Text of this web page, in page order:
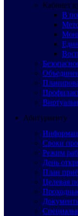
Кабинет
В
Абитуриенту
Сроки
Режим
День
План
Целевая